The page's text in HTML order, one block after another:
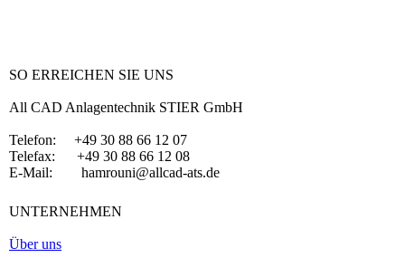
SO ERREICHEN SIE UNS
All CAD Anlagentechnik STIER GmbH
Telefon: +49 30 88 66 12 07
Telefax: +49 30 88 66 12 08
E-Mail: hamrouni@allcad-ats.de
UNTERNEHMEN
Über uns